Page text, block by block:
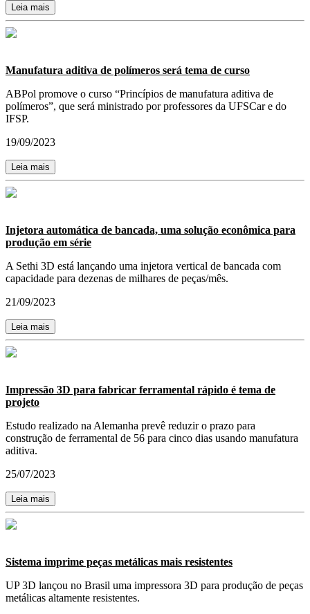
Leia mais
Manufatura aditiva de polímeros será tema de curso
ABPol promove o curso “Princípios de manufatura aditiva de
polímeros”, que será ministrado por professores da UFSCar e do
IFSP.
19/09/2023
Leia mais
Injetora automática de bancada, uma solução econômica para
produção em série
A Sethi 3D está lançando uma injetora vertical de bancada com
capacidade para dezenas de milhares de peças/mês.
21/09/2023
Leia mais
Impressão 3D para fabricar ferramental rápido é tema de
projeto
Estudo realizado na Alemanha prevê reduzir o prazo para
construção de ferramental de 56 para cinco dias usando manufatura
aditiva.
25/07/2023
Leia mais
Sistema imprime peças metálicas mais resistentes
UP 3D lançou no Brasil uma impressora 3D para produção de peças
metálicas altamente resistentes.